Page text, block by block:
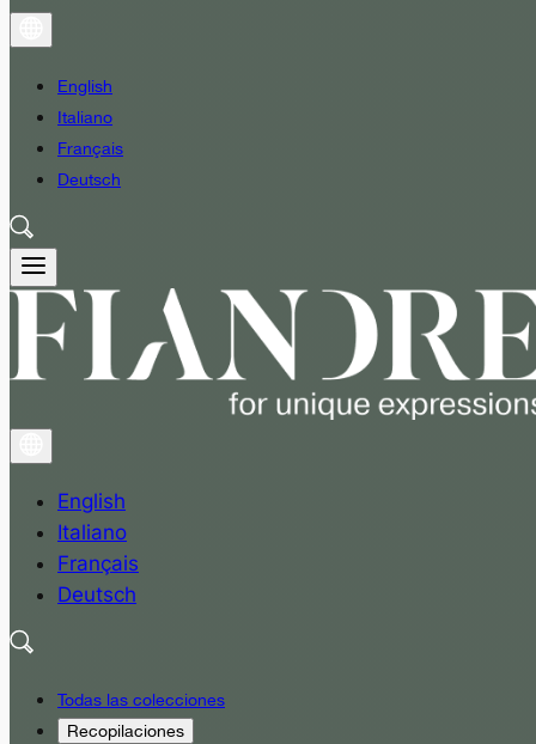
English
Italiano
Français
Deutsch
English
Italiano
Français
Deutsch
Todas las colecciones
Recopilaciones